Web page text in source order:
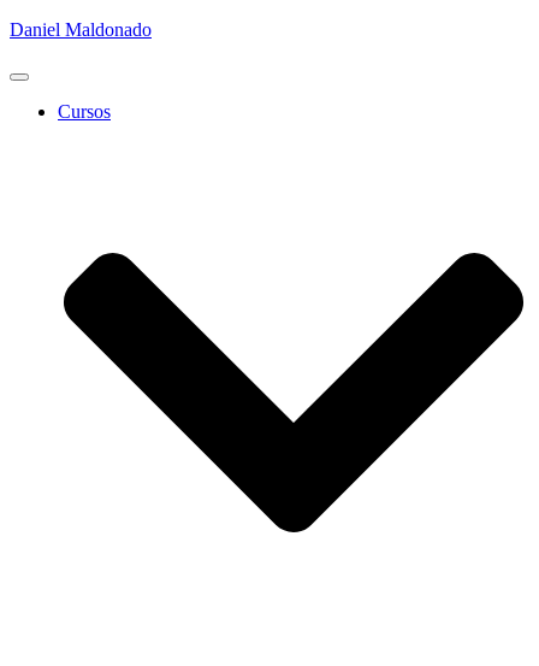
Daniel Maldonado
Cambiar
Cursos